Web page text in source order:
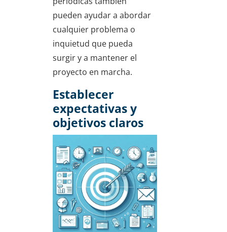
pueden ayudar a abordar
cualquier problema o
inquietud que pueda
surgir y a mantener el
proyecto en marcha.
Establecer
expectativas y
objetivos claros